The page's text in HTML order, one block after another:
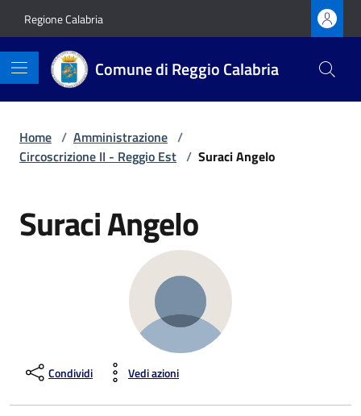
Regione Calabria
Comune di Reggio Calabria
Home / Amministrazione /
Circoscrizione II - Reggio Est / Suraci Angelo
Suraci Angelo
Condividi Vedi azioni